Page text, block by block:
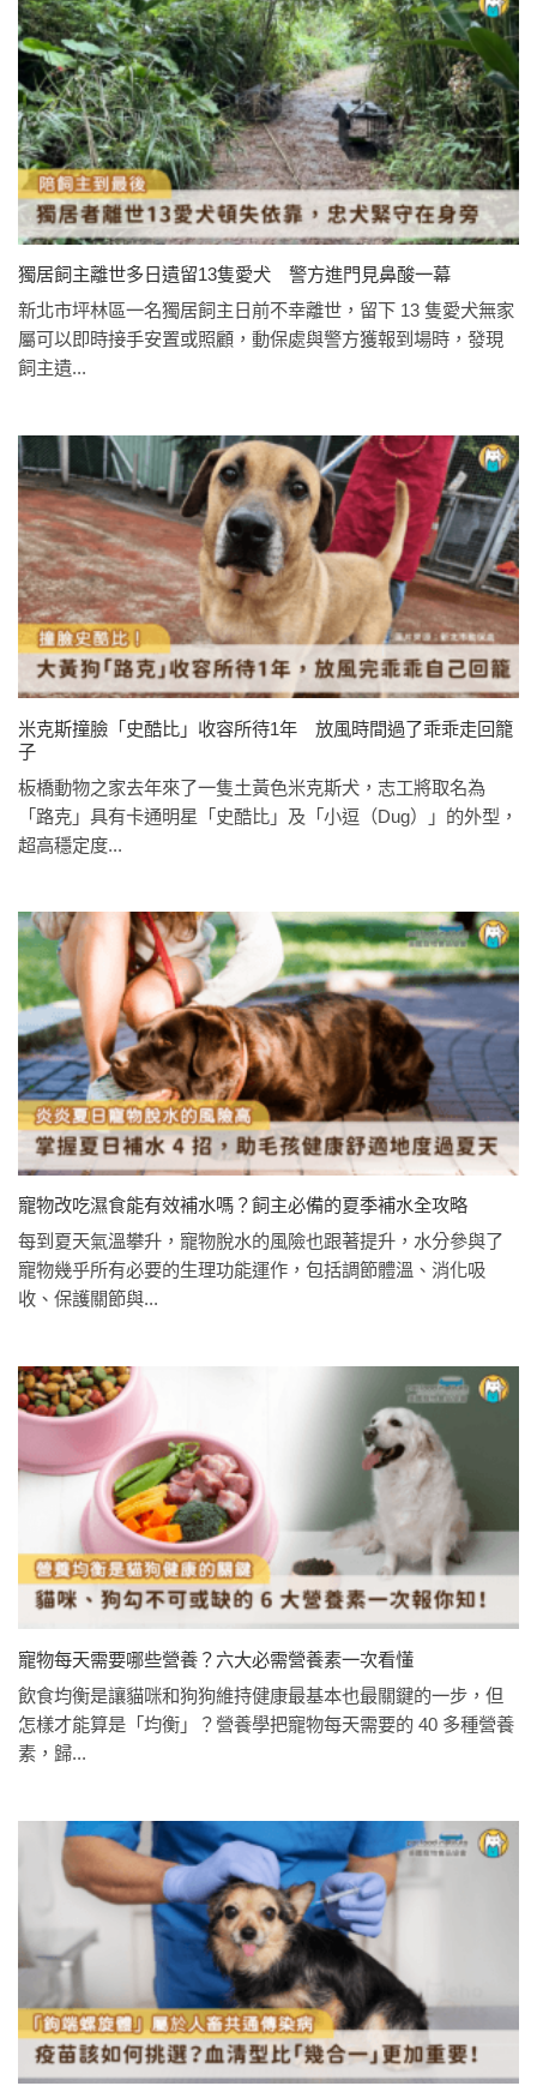
獨居飼主離世多日遺留13隻愛犬 警方進門見鼻酸一幕
新北市坪林區一名獨居飼主日前不幸離世，留下 13 隻愛犬無家
屬可以即時接手安置或照顧，動保處與警方獲報到場時，發現
飼主遺...
米克斯撞臉「史酷比」收容所待1年 放風時間過了乖乖走回籠
子
板橋動物之家去年來了一隻土黃色米克斯犬，志工將取名為
「路克」具有卡通明星「史酷比」及「小逗（Dug）」的外型，
超高穩定度...
寵物改吃濕食能有效補水嗎？飼主必備的夏季補水全攻略
每到夏天氣溫攀升，寵物脫水的風險也跟著提升，水分參與了
寵物幾乎所有必要的生理功能運作，包括調節體溫、消化吸
收、保護關節與...
寵物每天需要哪些營養？六大必需營養素一次看懂
飲食均衡是讓貓咪和狗狗維持健康最基本也最關鍵的一步，但
怎樣才能算是「均衡」？營養學把寵物每天需要的 40 多種營養
素，歸...